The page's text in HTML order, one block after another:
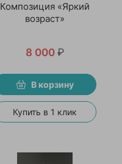
Композиция «Яркий
возраст»
8 000 ₽
В корзину
Купить в 1 клик